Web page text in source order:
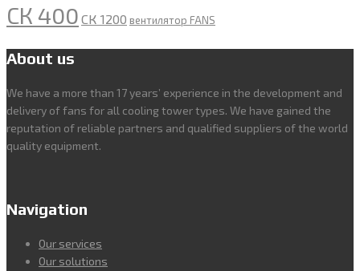
СК 400 СК 1200 вентилятор FANS
About us
We have a more than 17 years’ experience in the development and
delivery of fans for all cooling tower types. We have gained the
reputation of reliable partners and qualified suppliers of the world
quality equipment.
Navigation
Our services
Our solutions